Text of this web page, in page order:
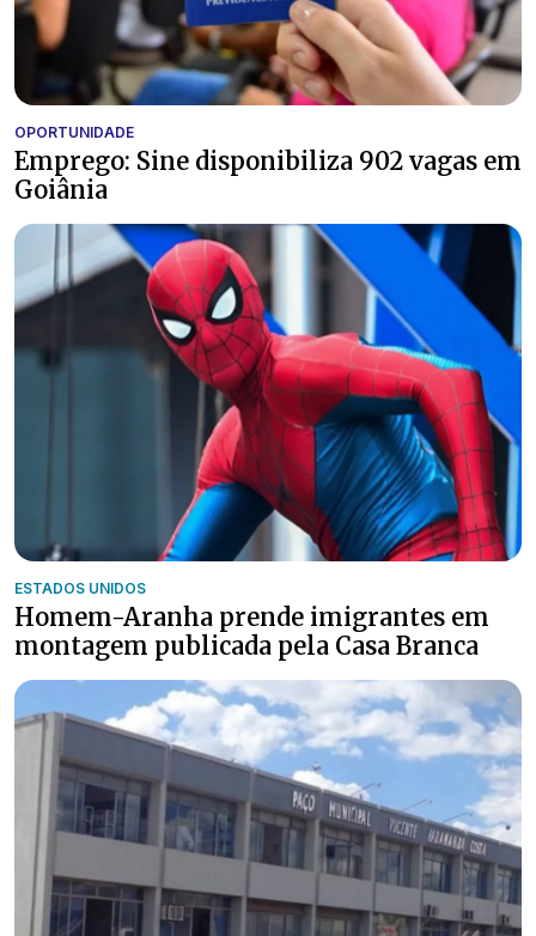
OPORTUNIDADE
Emprego: Sine disponibiliza 902 vagas em
Goiânia
ESTADOS UNIDOS
Homem-Aranha prende imigrantes em
montagem publicada pela Casa Branca